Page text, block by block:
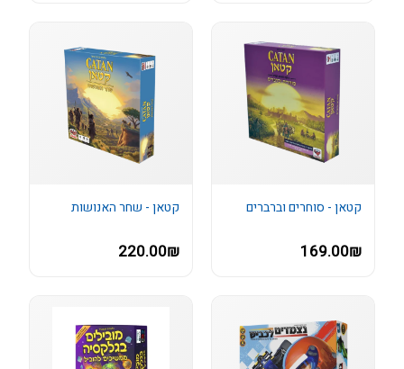
קטאן - סוחרים וברברים
169.00₪
קטאן - שחר האנושות
220.00₪